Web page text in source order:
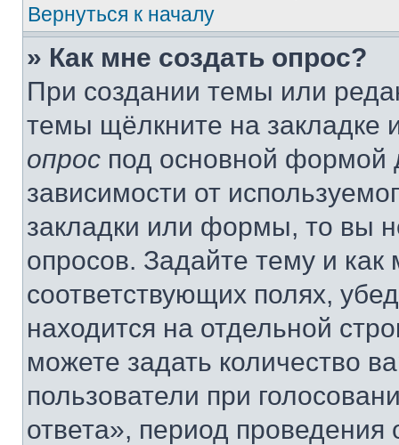
Вернуться к началу
» Как мне создать опрос?
При создании темы или
темы щёлкните на
опрос под основной формой
зависимости от
закладки или формы, то вы
опросов. Задайте тему и
соответствующих полях,
находится на отдельной
можете задать количество
пользователи при
ответа», период проведения